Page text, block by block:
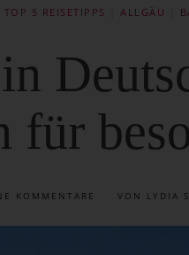
TOP 5 REISETIPPS ALLGÄU
für
KOMMENTARE VON LYDIA